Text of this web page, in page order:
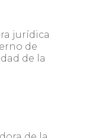
jurídica
de
de la